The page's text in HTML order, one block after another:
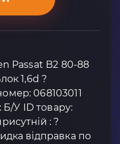
Passat B2 80-88
1,6d ?
068103011
Б/У ID товару:
: ?
відправка по